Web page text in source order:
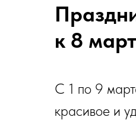
к 8
С 1 по 9
красивое и